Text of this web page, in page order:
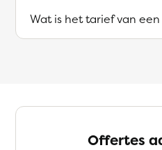
Wat is het tarief van een
Offertes